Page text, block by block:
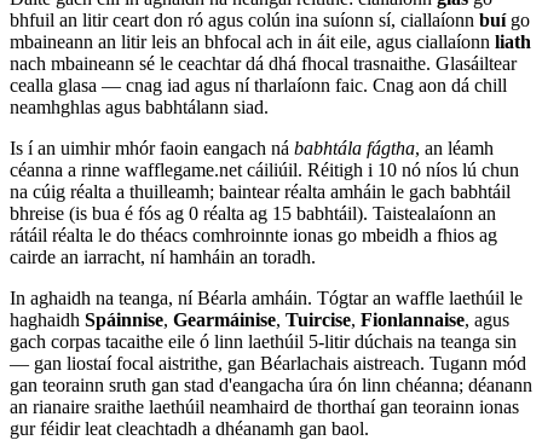
bhfuil an litir ceart don ró agus colún ina suíonn sí, ciallaíonn buígo
mbaineann an litir leis an bhfocal ach in áit eile, agus ciallaíonn liath
nach mbaineann sé le ceachtar dá dhá fhocal trasnaithe. Glasáiltear
cealla glasa — cnag iad agus ní tharlaíonn faic. Cnag aon dá chill
neamhghlas agus babhtálann siad.
Is í an uimhir mhór faoin eangach ná babhtála fágtha, an léamh
céanna a rinne wafflegame.net cáiliúil. Réitigh i 10 nó níos lú chun
na cúig réalta a thuilleamh; baintear réalta amháin le gach babhtáil
bhreise (is bua é fós ag 0 réalta ag 15 babhtáil). Taistealaíonn an
rátáil réalta le do théacs comhroinnte ionas go mbeidh a fhios ag
cairde an iarracht, ní hamháin an toradh.
In aghaidh na teanga, ní Béarla amháin. Tógtar an waffle laethúil le
haghaidh Spáinnise, Gearmáinise, Tuircise, Fionlannaise, agus
gach corpas tacaithe eile ó linn laethúil 5-litir dúchais na teanga sin
— gan liostaí focal aistrithe, gan Béarlachais aistreach. Tugann mód
gan teorainn sruth gan stad d'eangacha úra ón linn chéanna; déanann
an rianaire sraithe laethúil neamhaird de thorthaí gan teorainn ionas
gur féidir leat cleachtadh a dhéanamh gan baol.